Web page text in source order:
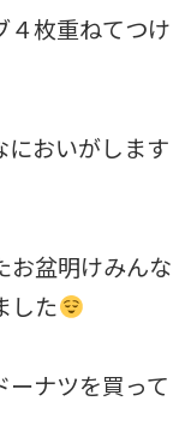
４枚重ねてつけ
においがします
お盆明けみんな
した
ーナツを買って